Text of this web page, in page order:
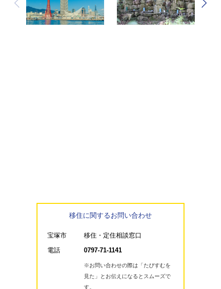
移住に関するお問い合わせ
宝塚市
移住・定住相談窓口
電話
0797-71-1141
※お問い合わせの際は「たびすむを
見た」とお伝えになるとスムーズで
す。